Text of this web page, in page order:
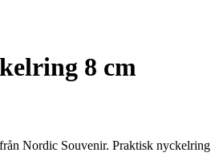
8 cm
Nordic Souvenir. Praktisk nyckelring